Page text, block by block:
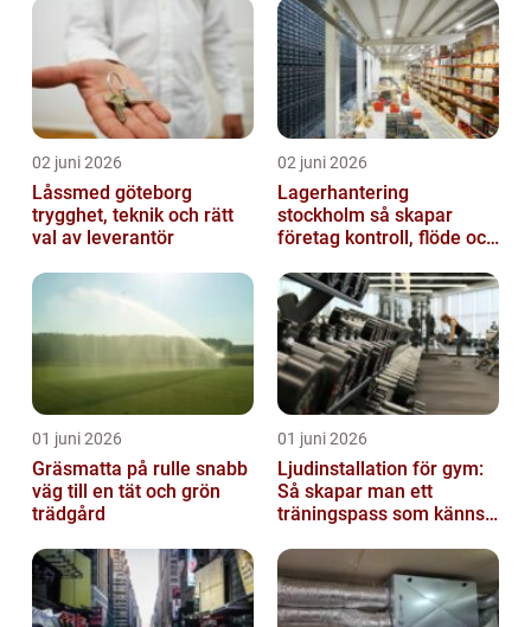
02 juni 2026
Låssmed göteborg
trygghet, teknik och rätt
val av leverantör
02 juni 2026
Lagerhantering
stockholm så skapar
företag kontroll, flöde och
01 juni 2026
Gräsmatta på rulle snabb
väg till en tät och grön
trädgård
01 juni 2026
Ljudinstallation för gym:
Så skapar man ett
träningspass som känns i